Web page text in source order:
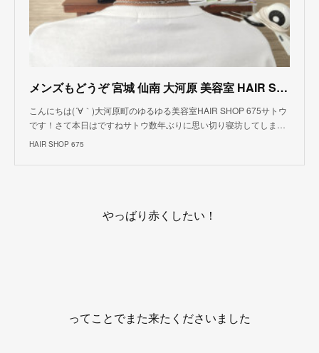
メンズもどうぞ 宮城 仙南 大河原 美容室 HAIR SHOP 675
こんにちは(´∀｀)大河原町のゆるゆる美容室HAIR SHOP 675サトウ
です！さて本日はですねサトウ数年ぶりに思い切り寝坊してしま…
HAIR SHOP 675
やっばり赤くしたい！
ってことでまた来たくださいました